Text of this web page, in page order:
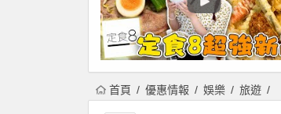
首頁 優惠情報 娛樂 旅遊